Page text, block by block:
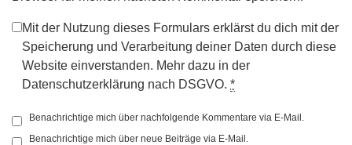
Mit der Nutzung dieses Formulars erklärst du dich mit der
Speicherung und Verarbeitung deiner Daten durch diese
Website einverstanden. Mehr dazu in der
Datenschutzerklärung nach DSGVO. *
Benachrichtige mich über nachfolgende Kommentare via E-Mail.
Benachrichtige mich über neue Beiträge via E-Mail.